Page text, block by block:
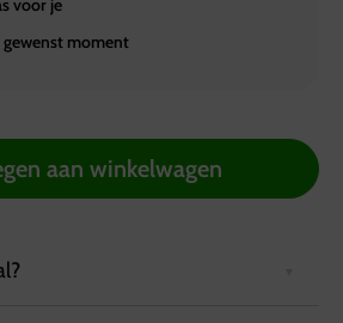
voor je
moment
aan winkelwagen